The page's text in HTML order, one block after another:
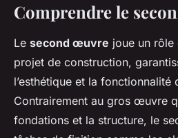
Comprendre le
Le second œuvre joue un
projet de construction,
l’esthétique et la fonctionnalité
Contrairement au gros œuvre
fondations et la structure, le